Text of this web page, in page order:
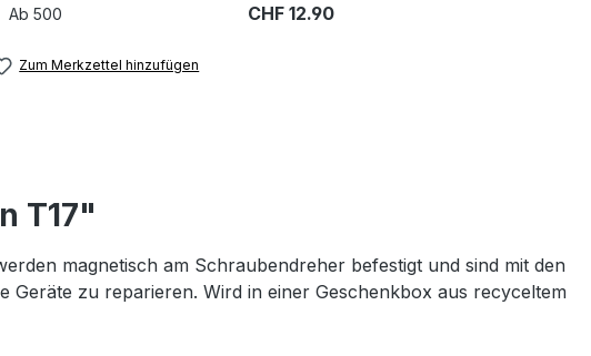
Ab 500 CHF 12.90
Zum Merkzettel hinzufügen
T17"
magnetisch am Schraubendreher befestigt und sind mit den
Geräte zu reparieren. Wird in einer Geschenkbox aus recyceltem